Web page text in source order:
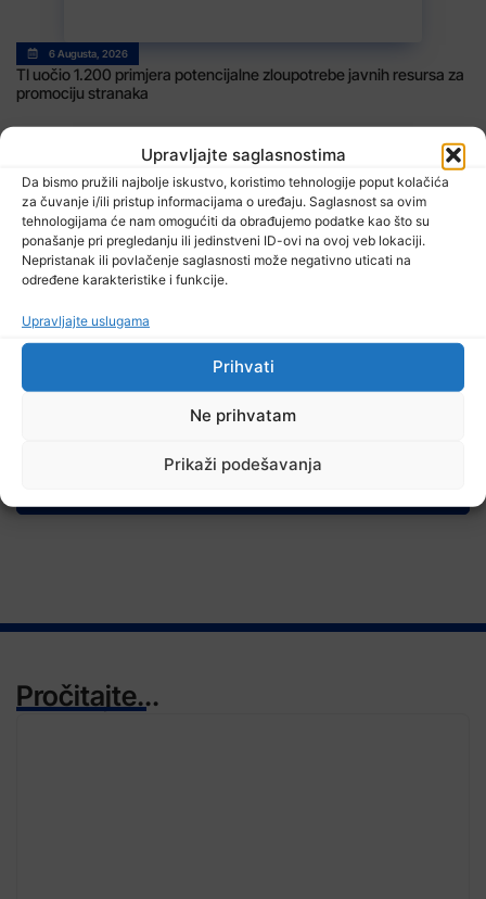
Upravljajte saglasnostima
Da bismo pružili najbolje iskustvo, koristimo tehnologije poput kolačića
za čuvanje i/ili pristup informacijama o uređaju. Saglasnost sa ovim
tehnologijama će nam omogućiti da obrađujemo podatke kao što su
ponašanje pri pregledanju ili jedinstveni ID-ovi na ovoj veb lokaciji.
Nepristanak ili povlačenje saglasnosti može negativno uticati na
određene karakteristike i funkcije.
Upravljajte uslugama
Prihvati
Ne prihvatam
Prikaži podešavanja
6 Augusta, 2026
TI uočio 1.200 primjera potencijalne zloupotrebe javnih resursa za
promociju stranaka
EUFOR izveo vježbu nedaleko od Foče, uoči vježbe ‘Brzi odgovor
TV RASPORED
Pročitajte...